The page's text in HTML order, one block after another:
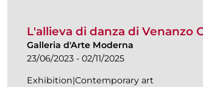
L'allieva di danza di Venanzo
Galleria d'Arte Moderna
23/06/2023 - 02/11/2025
Exhibition|Contemporary art